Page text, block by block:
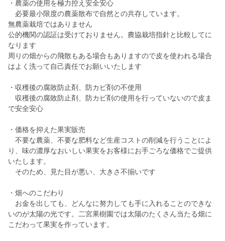
・農薬の使用を極力控え安全安心
必要最小限度の農薬散布で自然との共存しています。
無農薬栽培ではありません
公的機関の認証は受けておりません。農協栽培指針と比較してに
なります
周りの畑からの飛散もある場合もありますので皮を使われる場合
はよく洗って自己責任でお願いいたします
・収穫後の腐敗防止剤、防カビ剤の不使用
収穫後の腐敗防止剤、防カビ剤の使用を行っていないので皮ま
で安全安心
・価格を抑えた果実販売
不要な農薬、不要な肥料など生産コストの削減を行うことによ
り、味の濃厚なおいしい果実をお客様にお手ごろな価格でご提供
いたします。
そのため、見た目が悪い、大きさ不揃いです
・畑へのこだわり
お金を出しても、どんなに努力しても手に入れることのできな
いのが太陽の光です。二宮果樹園では太陽のたくさん当たる畑に
こだわって果実を作っています。